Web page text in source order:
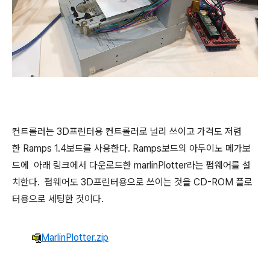
컨트롤러는 3D프린터용 컨트롤러로 널리 쓰이고 가격도 저렴
한 Ramps 1.4보드를 사용한다. Ramps보드의 아두이노 메가보
드에 아래 링크에서 다운로드한 marlinPlotter라는 펌웨어를 설
치한다. 펌웨어도 3D프린터용으로 쓰이는 것을 CD-ROM 플로
터용으로 세팅한 것이다.
MarlinPlotter.zip